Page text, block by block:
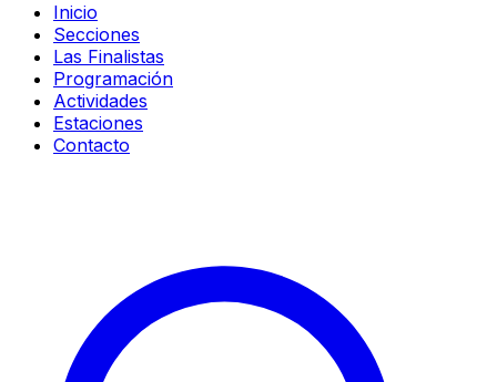
Inicio
Secciones
Las Finalistas
Programación
Actividades
Estaciones
Contacto